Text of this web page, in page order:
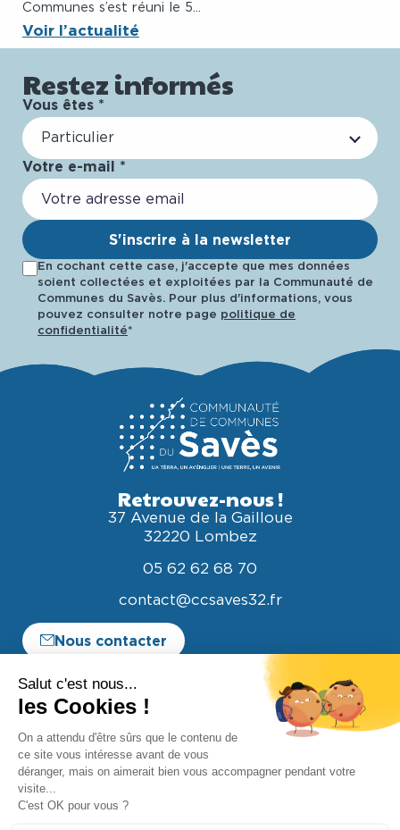
Communes s’est réuni le 5...
Voir l’actualité
Restez informés
Vous êtes *
Particulier
Votre e-mail *
S'inscrire à la newsletter
En cochant cette case, j'accepte que mes données
soient collectées et exploitées par la Communauté de
Communes du Savès. Pour plus d'informations, vous
pouvez consulter notre page politique de
confidentialité*
Retrouvez-nous !
37 Avenue de la Gailloue
32220 Lombez
05 62 62 68 70
contact@ccsaves32.fr
Nous contacter
Espace entreprise
Espace élus